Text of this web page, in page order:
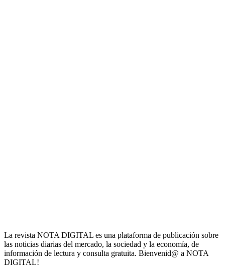
La revista NOTA DIGITAL es una plataforma de publicación sobre
las noticias diarias del mercado, la sociedad y la economía, de
información de lectura y consulta gratuita. Bienvenid@ a NOTA
DIGITAL!